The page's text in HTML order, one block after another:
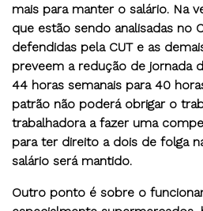
mais para manter o salário. Na
que estão sendo analisadas no
defendidas pela CUT e as
preveem a redução de jornada
44 horas semanais para 40
patrão não poderá obrigar o
trabalhadora a fazer uma
para ter direito a dois de folga
salário será mantido.
Outro ponto é sobre o